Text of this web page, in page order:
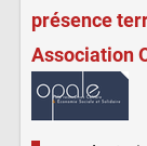
présence
Association